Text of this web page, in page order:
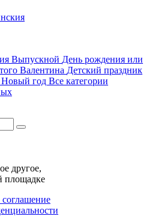
Выпускной День рождения или
Валентина Детский праздник
Новый год Все категории
другое,
площадке
соглашение